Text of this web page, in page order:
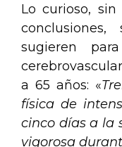
Lo curioso,
sugieren
a 65 años: «
física de
cinco días a la
vigorosa